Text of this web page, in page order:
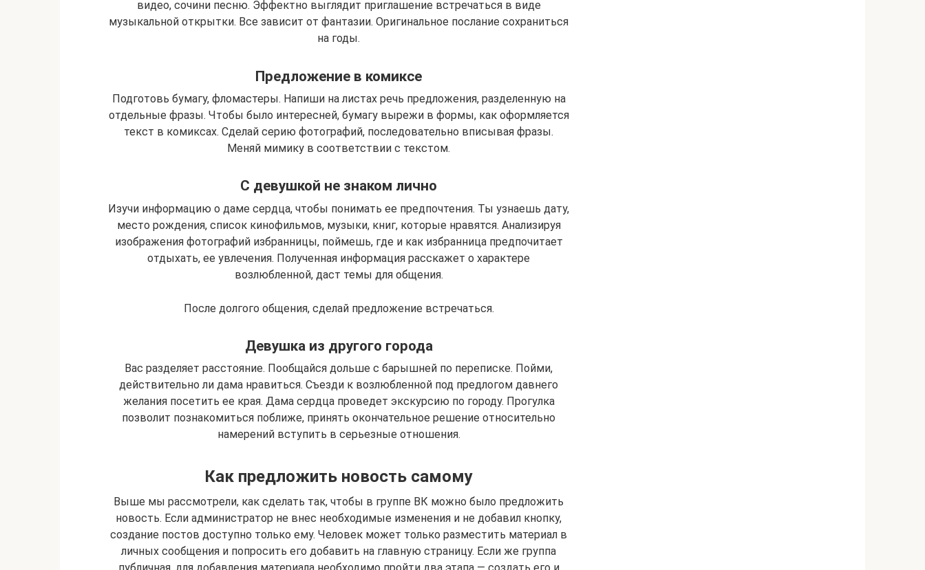
видео, сочини песню. Эффектно выглядит приглашение встречаться в виде
музыкальной открытки. Все зависит от фантазии. Оригинальное послание сохраниться
на годы.
Предложение в комиксе
Подготовь бумагу, фломастеры. Напиши на листах речь предложения, разделенную на
отдельные фразы. Чтобы было интересней, бумагу вырежи в формы, как оформляется
текст в комиксах. Сделай серию фотографий, последовательно вписывая фразы.
Меняй мимику в соответствии с текстом.
С девушкой не знаком лично
Изучи информацию о даме сердца, чтобы понимать ее предпочтения. Ты узнаешь дату,
место рождения, список кинофильмов, музыки, книг, которые нравятся. Анализируя
изображения фотографий избранницы, поймешь, где и как избранница предпочитает
отдыхать, ее увлечения. Полученная информация расскажет о характере
возлюбленной, даст темы для общения.
После долгого общения, сделай предложение встречаться.
Девушка из другого города
Вас разделяет расстояние. Пообщайся дольше с барышней по переписке. Пойми,
действительно ли дама нравиться. Съезди к возлюбленной под предлогом давнего
желания посетить ее края. Дама сердца проведет экскурсию по городу. Прогулка
позволит познакомиться поближе, принять окончательное решение относительно
намерений вступить в серьезные отношения.
Как предложить новость самому
Выше мы рассмотрели, как сделать так, чтобы в группе ВК можно было предложить
новость. Если администратор не внес необходимые изменения и не добавил кнопку,
создание постов доступно только ему. Человек может только разместить материал в
личных сообщения и попросить его добавить на главную страницу. Если же группа